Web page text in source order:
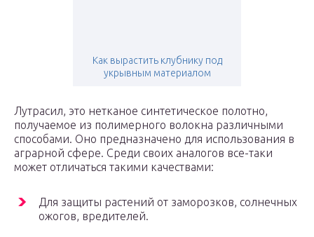
Как вырастить клубнику под
укрывным материалом
Лутрасил, это нетканое синтетическое полотно,
получаемое из полимерного волокна различными
способами. Оно предназначено для использования в
аграрной сфере. Среди своих аналогов все-таки
может отличаться такими качествами:
Для защиты растений от заморозков, солнечных
ожогов, вредителей.